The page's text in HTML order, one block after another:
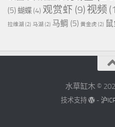
(5) 蝴蝶(4) 观赏虾 (9) 视频
拉维湖 (2) 马湖 (2) 马鲷 (5) 黄金虎 (2)
水草缸木 ©
技术支持 -沪